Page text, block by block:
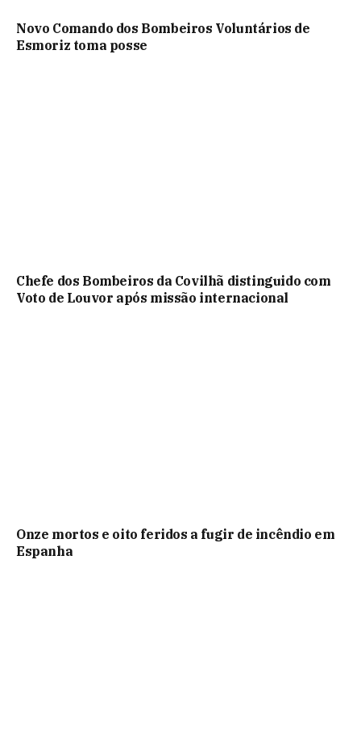
Novo Comando dos Bombeiros Voluntários de
Esmoriz toma posse
Chefe dos Bombeiros da Covilhã distinguido com
Voto de Louvor após missão internacional
Onze mortos e oito feridos a fugir de incêndio em
Espanha